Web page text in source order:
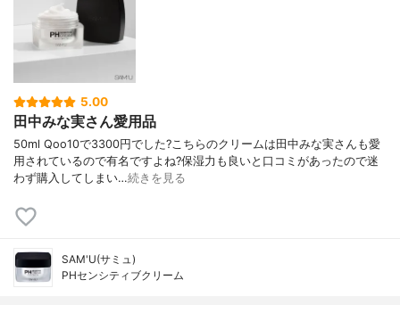
5.00
田中みな実さん愛用品
50ml Qoo10で3300円でした?こちらのクリームは田中みな実さんも愛
用されているので有名ですよね?保湿力も良いと口コミがあったので迷
わず購入してしまい…続きを見る
SAM'U(サミュ)
PHセンシティブクリーム